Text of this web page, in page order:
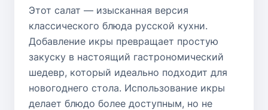
Этот салат — изысканная версия
классического блюда русской кухни.
Добавление икры превращает простую
закуску в настоящий гастрономический
шедевр, который идеально подходит для
новогоднего стола. Использование икры
делает блюдо более доступным, но не